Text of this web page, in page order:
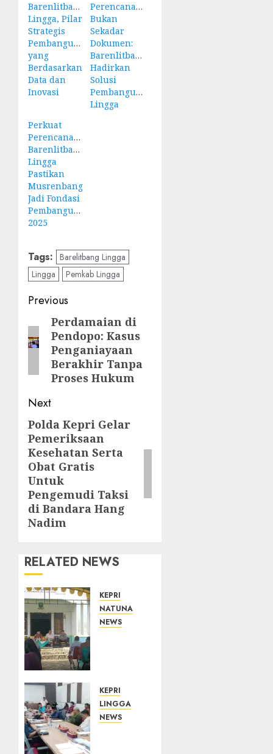
Barenlitbang
Lingga, Pilar
Strategis
Pembangunan
yang
Berdasarkan
Data dan
Inovasi
Perencanaan
Bukan
Sekadar
Dokumen:
Barenlitbang
Hadirkan
Solusi
Pembangunan
Lingga
Perkuat
Perencanaan,
Barenlitbang
Lingga
Pastikan
Musrenbang
Jadi Fondasi
Pembangunan
2025
Tags: Barelitbang Lingga
Lingga
Pemkab Lingga
Post
navigation
Previous
Previous
post:
Perdamaian di
Pendopo: Kasus
Penganiayaan
Berakhir Tanpa
Proses Hukum
Next
Next
post:
Polda Kepri Gelar
Pemeriksaan
Kesehatan Serta
Obat Gratis
Untuk
Pengemudi Taksi
di Bandara Hang
Nadim
RELATED NEWS
KEPRI
NATUNA
NEWS
Kepri
Terima
Aspirasi
KEPRI
LINGGA
NEWS